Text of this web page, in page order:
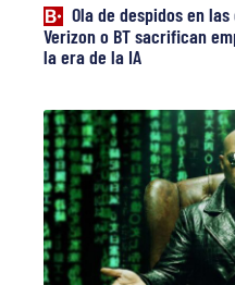
Ola de despidos en
Verizon o BT sacrifican
la era de la IA